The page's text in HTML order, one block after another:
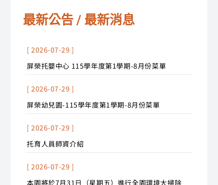
最新公告 / 最新消息
[ 2026-07-29 ]
屏榮托嬰中心 115學年度第1學期-8月份菜單
[ 2026-07-29 ]
屏榮幼兒園-115學年度第1學期-8月份菜單
[ 2026-07-29 ]
托育人員師資介紹
[ 2026-07-29 ]
本園將於7月31日（星期五）進行全園環境大掃除